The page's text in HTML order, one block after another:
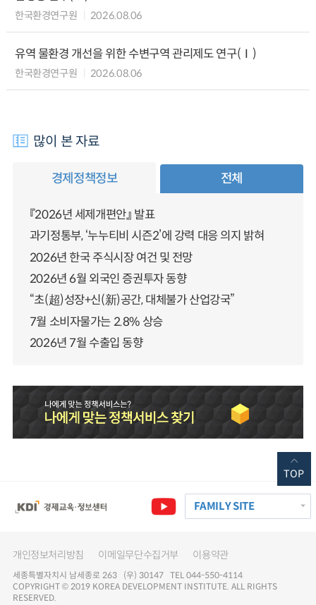
한국환경연구원 2026.08.06
유역 물환경 개선을 위한 수변구역 관리제도 연구(Ⅰ)
한국환경연구원 2026.08.06
많이 본 자료
경제정책정보 전체
『2026년 세제개편안』 발표
과기정통부, ‘누누티비 시즌2’에 강력 대응 의지 밝혀
2026년 한국 주식시장 여건 및 전망
2026년 6월 외국인 증권투자 동향
“초(超)성장+신(新)공간, 대체불가 산업강국”
7월 소비자물가는 2.8% 상승
2026년 7월 수출입 동향
FAMILY SITE
개인정보처리방침 이메일무단수집거부 이용약관
세종특별자치시 남세종로 263 (우) 30147 TEL 044-550-4114
COPYRIGHT © 2019 KOREA DEVELOPMENT INSTITUTE. ALL RIGHTS
RESERVED.
TOP